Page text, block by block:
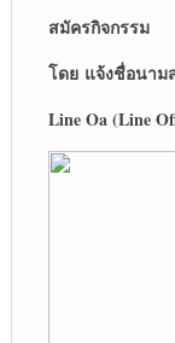
สมัครกิจกรรม
โดยแจ้งชื่อนาม
Line Oa (Line